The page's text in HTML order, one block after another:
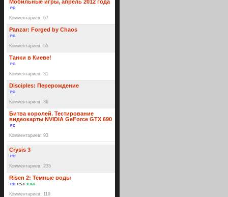
Мобильные игры, апрель 2012 года
PC
Комментариев: 67
Panzar: Forged by Chaos
PC
Комментариев: 55
Танки в Киеве!
PC
Комментариев: 31
Disciples: Перерождение
PC
Комментариев: 36
Битва королей. Тестирование
видеокарты NVIDIA GeForce GTX 690
PC
Комментариев: 93
Crysis 3
PC
Комментариев: 235
Risen 2: Темные воды
PC PS3 X360
Комментариев: 119